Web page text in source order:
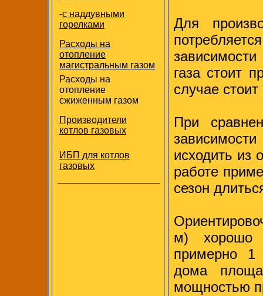
-с наддувными
горелками
Расходы на
отопление
магистральным газом
Расходы на
отопление
сжиженным газом
Производители
котлов газовых
ИБП для котлов
газовых
Для
газа стоит
случае
При
исходить из
работе
сезон
м) хорошо
примерно 1
дома
мощностью